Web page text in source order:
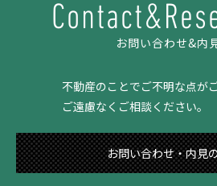
お問い合わせ&内
不動産のことでご不明な点が
ご遠慮なくご相談ください。
お問い合わせ・内見